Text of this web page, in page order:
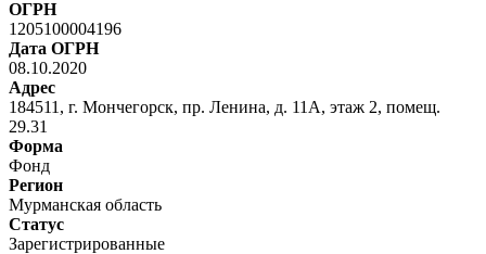
ОГРН
1205100004196
Дата ОГРН
08.10.2020
Адрес
184511, г. Мончегорск, пр. Ленина, д. 11А, этаж 2, помещ.
29.31
Форма
Фонд
Регион
Мурманская область
Статус
Зарегистрированные